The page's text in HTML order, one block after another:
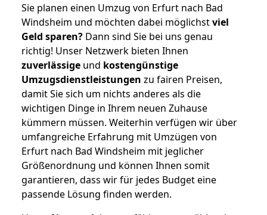
Sie planen einen Umzug von Erfurt nach Bad
Windsheim und möchten dabei möglichstviel
Geld sparen? Dann sind Sie bei uns genau
richtig! Unser Netzwerk bieten Ihnen
zuverlässige und kostengünstige
Umzugsdienstleistungen zu fairen Preisen,
damit Sie sich um nichts anderes als die
wichtigen Dinge in Ihrem neuen Zuhause
kümmern müssen. Weiterhin verfügen wir über
umfangreiche Erfahrung mit Umzügen von
Erfurt nach Bad Windsheim mit jeglicher
Größenordnung und können Ihnen somit
garantieren, dass wir für jedes Budget eine
passende Lösung finden werden.